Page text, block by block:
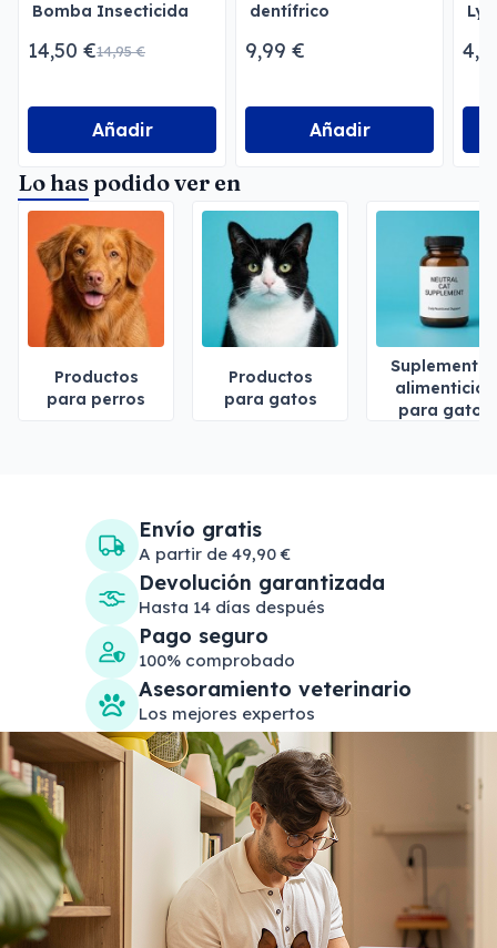
Bomba Insecticida
14,50 €14,95 €
Añadir
dentífrico
9,99 €
Añadir
Lo has podido ver en
Productos
para perros
Productos
para gatos
Suplementos
alimenticios
para gatos
Envío gratis
A partir de 49,90 €
Devolución garantizada
Hasta 14 días después
Pago seguro
100% comprobado
Asesoramiento veterinario
Los mejores expertos